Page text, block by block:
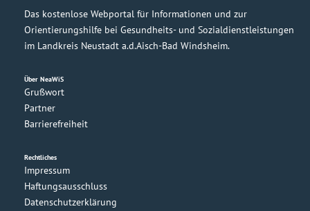
Das kostenlose Webportal für Informationen und zur
Orientierungshilfe bei Gesundheits- und Sozialdienstleistungen
im Landkreis Neustadt a.d.Aisch-Bad Windsheim.
Über NeaWiS
Grußwort
Partner
Barrierefreiheit
Rechtliches
Impressum
Haftungsausschluss
Datenschutzerklärung